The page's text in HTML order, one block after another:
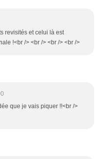
revisités et celui là est
!<br /> <br /> <br /> <br />
que je vais piquer !!<br />